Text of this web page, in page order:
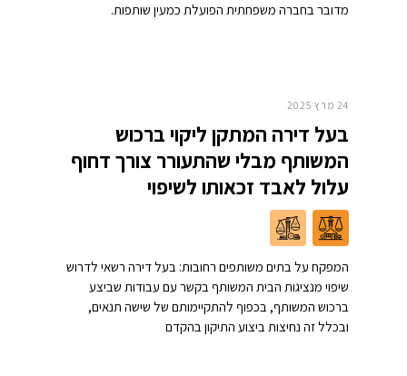
מדובר בחברה משפחתית הפועלת כמעין שותפות.
24 מרץ 2025
בעל דירה המתקן ליקוי ברכוש
המשותף מבלי שהתעורר צורך דחוף
עלול לאבד זכאותו לשיפוי
המפקח על בתים משותפים רחובות: בעל דירה רשאי לדרוש
שיפוי מנציגות הבית המשותף בקשר עם עבודות שביצע
ברכוש המשותף, בכפוף להתקיימותם של שישה תנאים,
ובכלל זה נחיצות ביצוע התיקון בהקדם